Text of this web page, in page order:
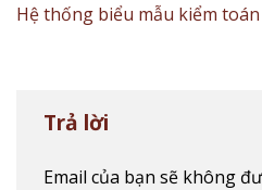
Hệ thống biểu mẫu kiểm
Trả lời
Email của bạn sẽ không